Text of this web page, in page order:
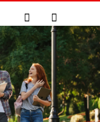
Suche Anmelden